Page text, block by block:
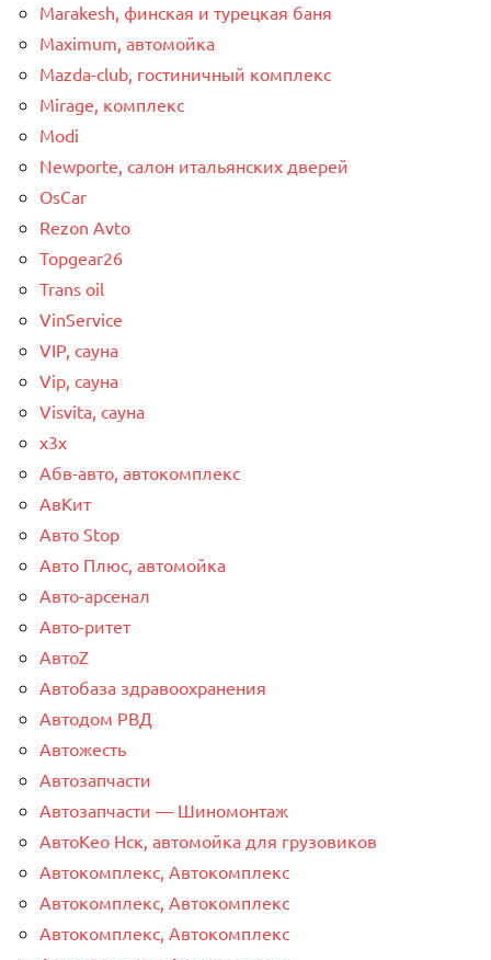
Marakesh, финская и турецкая баня
Maximum, автомойка
Mazda-club, гостиничный комплекс
Mirage, комплекс
Modi
Newporte, салон итальянских дверей
OsCar
Rezon Avto
Topgear26
Trans oil
VinService
VIP, сауна
Vip, сауна
Visvita, сауна
x3x
Абв-авто, автокомплекс
АвКит
Авто Stop
Авто Плюс, автомойка
Авто-арсенал
Авто-ритет
АвтоZ
Автобаза здравоохранения
Автодом РВД
Автожесть
Автозапчасти
Автозапчасти — Шиномонтаж
АвтоКео Нск, автомойка для грузовиков
Автокомплекс, Автокомплекс
Автокомплекс, Автокомплекс
Автокомплекс, Автокомплекс